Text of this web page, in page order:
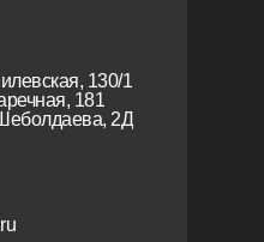
130/1
181
2Д